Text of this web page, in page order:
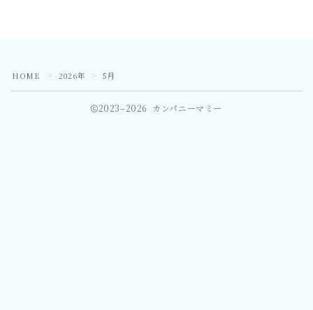
HOME ＞ 2026年 ＞ 5月
2023–2026 カンパニーマミー